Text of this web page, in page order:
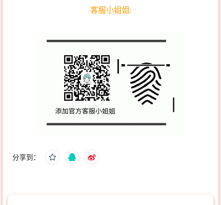
客服小姐姐:
分享到：